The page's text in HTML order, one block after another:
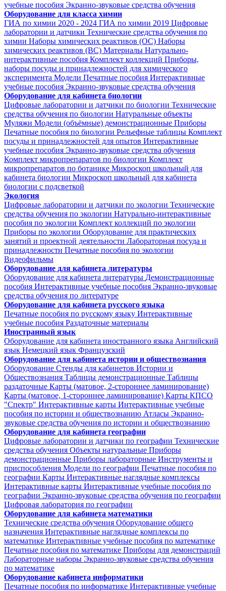
учебные пособия Экранно-звуковые средства обучения
Оборудование для класса химии
ГИА по химии 2020 - 2024 ГИА по химии 2019 Цифровые
лаборатории и датчики Технические средства обучения по
химии Наборы химических реактивов (ОС) Наборы
химических реактивов (ВС) Материалы Натурально-
интерактивные пособия Комплект коллекций Приборы,
наборы посуды и принадлежностей для химического
эксперимента Модели Печатные пособия Интерактивные
учебные пособия Экранно-звуковые средства обучения
Оборудование для кабинета биологии
Цифровые лаборатории и датчики по биологии Технические
средства обучения по биологии Натуральные объекты
Муляжи Модели (объёмные) демонстрационные Приборы
Печатные пособия по биологии Рельефные таблицы Комплект
посуды и принадлежностей для опытов Интерактивные
учебные пособия Экранно-звуковые средства обучения
Комплект микропрепаратов по биологии Комплект
микропрепаратов по ботанике Микроскоп школьный для
кабинета биологии Микроскоп школьный для кабинета
биологии с подсветкой
Экология
Цифровые лаборатории и датчики по экологии Технические
средства обучения по экологии Натурально-интерактивные
пособия по экологии Комплект коллекций по экологии
Приборы по экологии Оборудование для практических
занятий и проектной деятельности Лабораторная посуда и
принадлежности Печатные пособия по экологии
Видеофильмы
Оборудование для кабинета литературы
Оборудование для кабинета литературы Демонстрационные
пособия Интерактивные учебные пособия Экранно-звуковые
средства обучения по литературе
Оборудование для кабинета русского языка
Печатные пособия по русскому языку Интерактивные
учебные пособия Раздаточные материалы
Иностранный язык
Оборудование для кабинета иностранного языка Английский
язык Немецкий язык Французский
Оборудование для кабинета истории и обществознания
Оборудование Стенды для кабинетов Истории и
Обществознания Таблицы демонстрационные Таблицы
раздаточные Карты (матовое, 2-стороннее ламинирование)
Карты (матовое, 1-стороннее ламинирование) Карты КПСО
"Спектр" Интерактивные карты Интерактивные учебные
пособия по истории и обществознанию Атласы Экранно-
звуковые средства обучения по истории и обществознанию
Оборудование для кабинета географии
Цифровые лаборатории и датчики по географии Технические
средства обучения Объекты натуральные Приборы
демонстрационные Приборы лабораторные Инструменты и
приспособления Модели по географии Печатные пособия по
географии Карты Интерактивные наглядные комплексы
Интерактивные карты Интерактивные учебные пособия по
географии Экранно-звуковые средства обучения по географии
Цифровая лаборатория по географии
Оборудование для кабинета математики
Технические средства обучения Оборудование общего
назначения Интерактивные наглядные комплексы по
математике Интерактивные учебные пособия по математике
Печатные пособия по математике Приборы для демонстраций
Лабораторные наборы Экранно-звуковые средства обучения
по математике
Оборудование кабинета информатики
Печатные пособия по информатике Интерактивные учебные